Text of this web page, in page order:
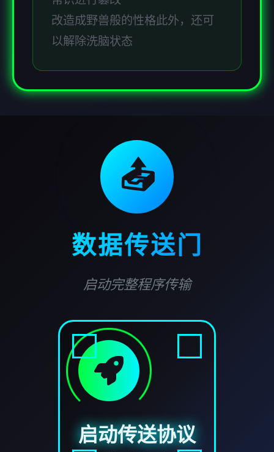
改造成野兽般的性格此外，还可
以解除洗脑状态
📤
数据传送门
启动完整程序传输
启动传送协议